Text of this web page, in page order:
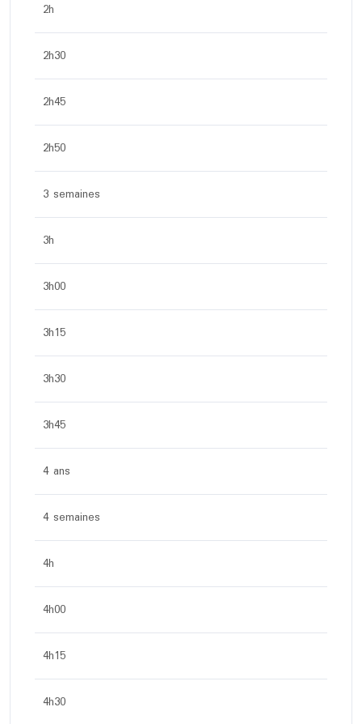
2h
2h30
2h45
2h50
3 semaines
3h
3h00
3h15
3h30
3h45
4 ans
4 semaines
4h
4h00
4h15
4h30